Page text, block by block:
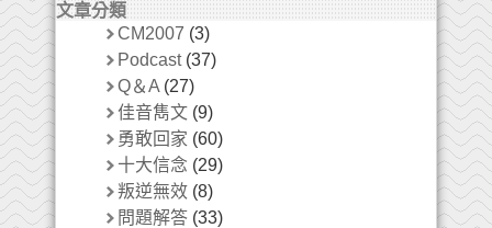
文章分類
CM2007 (3)
Podcast(37)
Q＆A (27)
佳音雋文 (9)
勇敢回家 (60)
十大信念 (29)
叛逆無效 (8)
問題解答 (33)